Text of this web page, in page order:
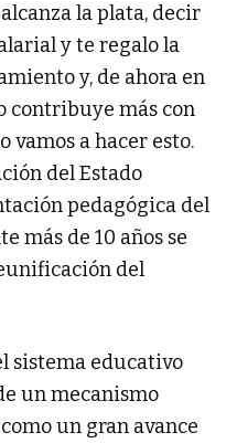
la plata, decir
y te regalo la
y, de ahora en
contribuye más con
vamos a hacer esto.
del Estado
pedagógica del
más de 10 años se
del
sistema educativo
un mecanismo
un gran avance